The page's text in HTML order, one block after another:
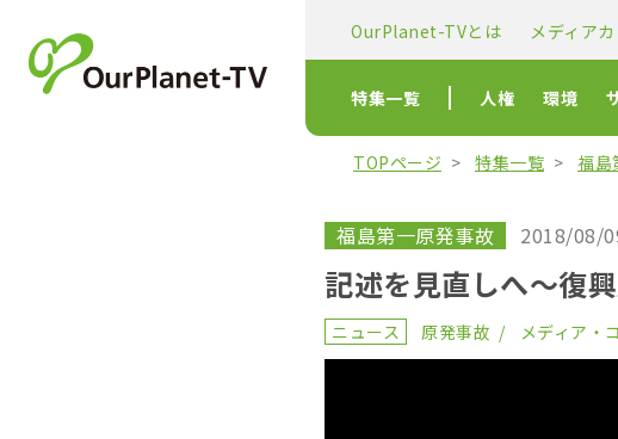
OurPlanet-TVとは メディアカ
特集一覧 人権 環境
TOPページ 特集一覧 福島
福島第一原発事故 2018/08/
記述を見直しへ～復
ニュース 原発事故 メディア・